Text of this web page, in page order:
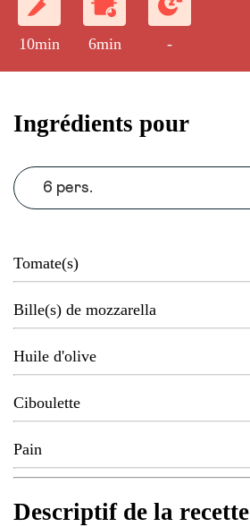
10min 6min -
Ingrédients pour
6 pers.
Tomate(s)
Bille(s) de mozzarella
Huile d'olive
Ciboulette
Pain
Descriptif de la recette